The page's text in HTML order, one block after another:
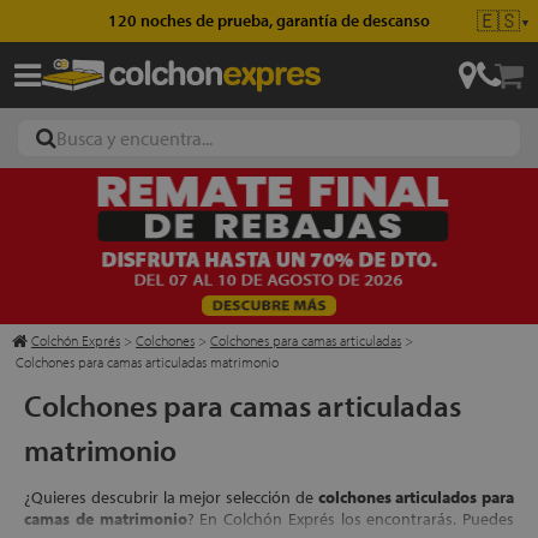
Envío gratis en pedidos superiores a 49€ 🇪🇸▼
Colchón Exprés > Colchones > Colchones para camas articuladas >
Colchones para camas articuladas matrimonio
Colchones para camas articuladas
matrimonio
¿Quieres descubrir la mejor selección de colchones articulados para
camas de matrimonio? En Colchón Exprés los encontrarás. Puedes